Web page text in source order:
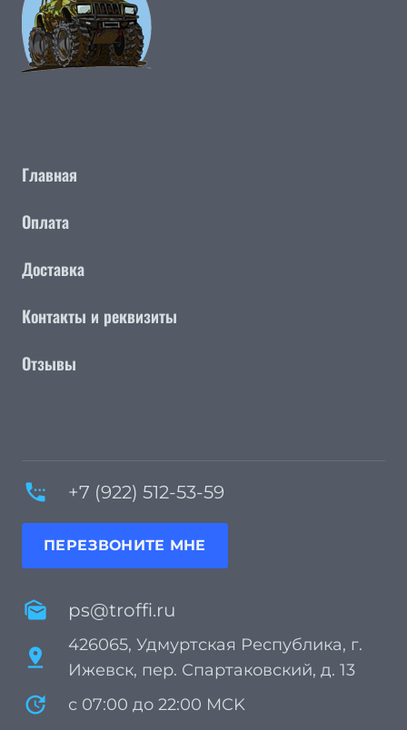
Главная
Оплата
Доставка
Контакты и реквизиты
Отзывы
settings_phone +7 (922) 512-53-59
ПЕРЕЗВОНИТЕ МНЕ
mark_as_unread ps@troffi.ru
pin_drop
426065, Удмуртская Республика, г.
Ижевск, пер. Спартаковский, д. 13
update с 07:00 до 22:00 MCK